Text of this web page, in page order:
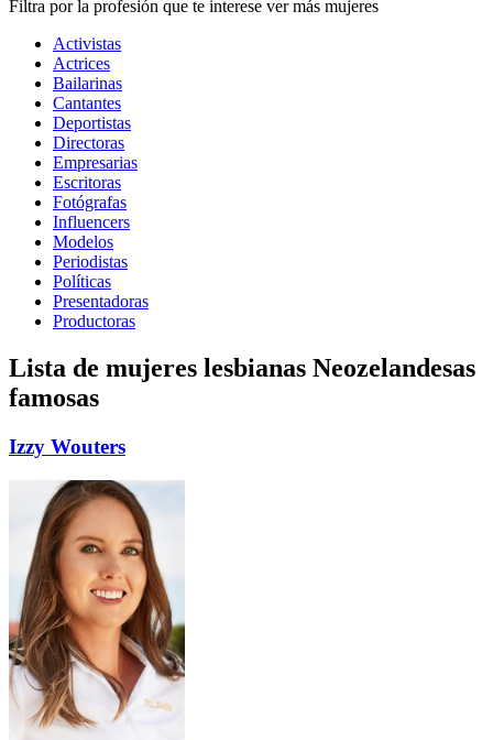
Filtra por la profesión que te interese ver más mujeres
Activistas
Actrices
Bailarinas
Cantantes
Deportistas
Directoras
Empresarias
Escritoras
Fotógrafas
Influencers
Modelos
Periodistas
Políticas
Presentadoras
Productoras
Lista de mujeres lesbianas Neozelandesas
famosas
Izzy Wouters